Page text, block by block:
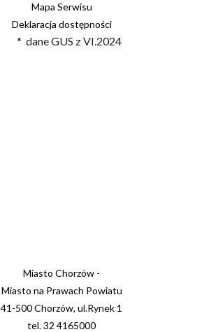
Mapa Serwisu
Deklaracja dostępności
* dane GUS z VI.2024
Miasto Chorzów -
Miasto na Prawach Powiatu
41-500 Chorzów, ul.Rynek 1
tel. 32 4165000